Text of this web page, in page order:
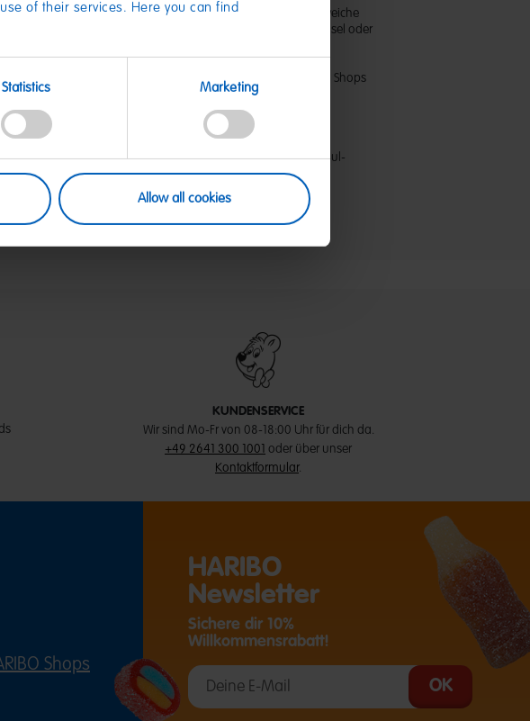
of their services. Here you can find
Statistics Marketing
Allow all cookies
Das ist was für echte HARIBO-Liebhaber! Dieses kuschel-weiche
Kissen im Happy Cola Look eignet sich perfekt als Mitbringsel oder
Maße: 29 x 16 x 8,5 cm
Jetzt exklusiv hier im Online-Shop oder in unseren HARIBO Shops
sichern!
Artikel Nr. DE50007496
Hergestellt für: HARIBO GmbH & Co. KG - Dr.-Hans-und-Paul-
Riegel-Str.1 – 53501 Grafschaft
E-Mail Kontakt: onlineshop@haribo.com
KUNDENSERVICE
Wir sind Mo-Fr von 08-18:00 Uhr für dich da.
+49 2641 300 1001
oder über unser
Kontaktformular.
Shops (ÖFFNET EINE EXTERNE SEITE IN EINEM NEUEN TAB)
HARIBO
Newsletter
Sichere dir 10%
Willkommensrabatt!